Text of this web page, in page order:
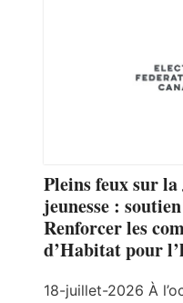
Pleins feux sur
jeunesse :
Renforcer les
d’Habitat pour
18-juillet-2026 À